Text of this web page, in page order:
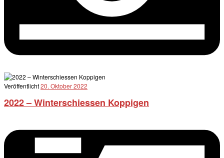
Veröffentlicht20. Oktober 2022
2022 – Winterschiessen Koppigen